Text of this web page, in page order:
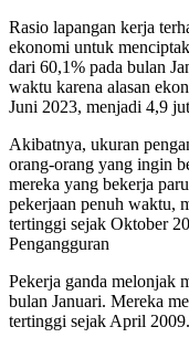
Rasio lapangan kerja
ekonomi untuk
dari 60,1% pada bulan
waktu karena alasan
Juni 2023, menjadi 4,9
Akibatnya, ukuran
orang-orang yang ingin
mereka yang bekerja
pekerjaan penuh waktu,
tertinggi sejak Oktober
Pengangguran
Pekerja ganda melonjak
bulan Januari. Mereka
tertinggi sejak April 2009.